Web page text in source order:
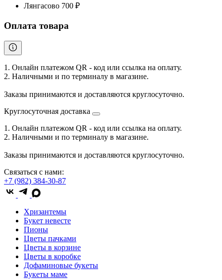
Лянгасово 700 ₽
Оплата товара
1. Онлайн платежом QR - код или ссылка на оплату.
2. Наличными и по терминалу в магазине.
Заказы принимаются и доставляются круглосуточно.
Круглосуточная доставка
1. Онлайн платежом QR - код или ссылка на оплату.
2. Наличными и по терминалу в магазине.
Заказы принимаются и доставляются круглосуточно.
Связаться с нами:
+7 (982) 384-30-87
Хризантемы
Букет невесте
Пионы
Цветы пачками
Цветы в корзине
Цветы в коробке
Дофаминовые букеты
Букеты маме